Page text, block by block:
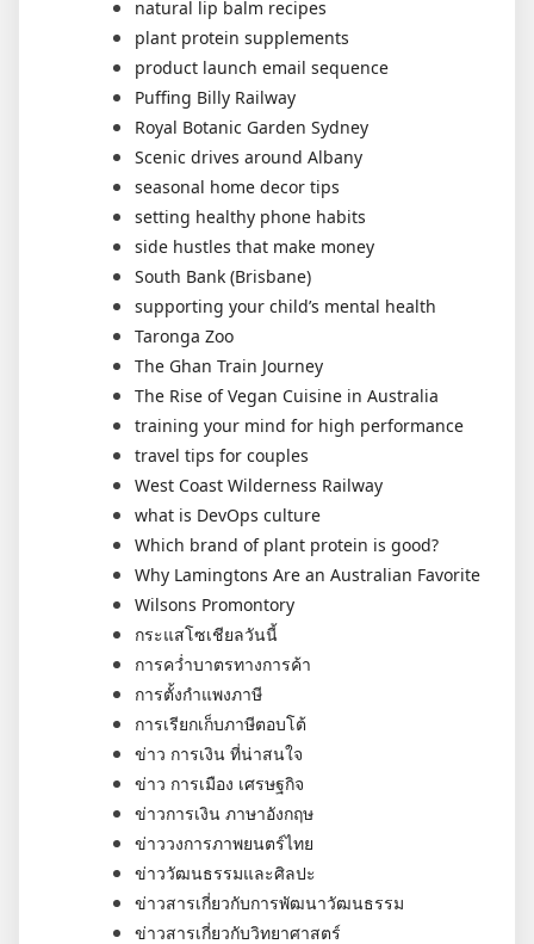
natural lip balm recipes
plant protein supplements
product launch email sequence
Puffing Billy Railway
Royal Botanic Garden Sydney
Scenic drives around Albany
seasonal home decor tips
setting healthy phone habits
side hustles that make money
South Bank (Brisbane)
supporting your child’s mental health
Taronga Zoo
The Ghan Train Journey
The Rise of Vegan Cuisine in Australia
training your mind for high performance
travel tips for couples
West Coast Wilderness Railway
what is DevOps culture
Which brand of plant protein is good?
Why Lamingtons Are an Australian Favorite
Wilsons Promontory
กระแสโซเชียลวันนี้
การคว่ำบาตรทางการค้า
การตั้งกำแพงภาษี
การเรียกเก็บภาษีตอบโต้
ข่าว การเงิน ที่น่าสนใจ
ข่าว การเมือง เศรษฐกิจ
ข่าวการเงิน ภาษาอังกฤษ
ข่าววงการภาพยนตร์ไทย
ข่าววัฒนธรรมและศิลปะ
ข่าวสารเกี่ยวกับการพัฒนาวัฒนธรรม
ข่าวสารเกี่ยวกับวิทยาศาสตร์